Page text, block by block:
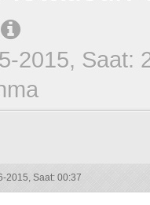
2015, Saat:
2015, Saat: 00:37